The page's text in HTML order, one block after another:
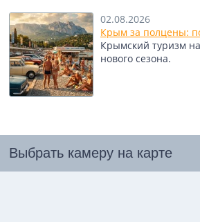
02.08.2026
Крым за полцены:
Крымский туризм
нового сезона.
Выбрать камеру на карте